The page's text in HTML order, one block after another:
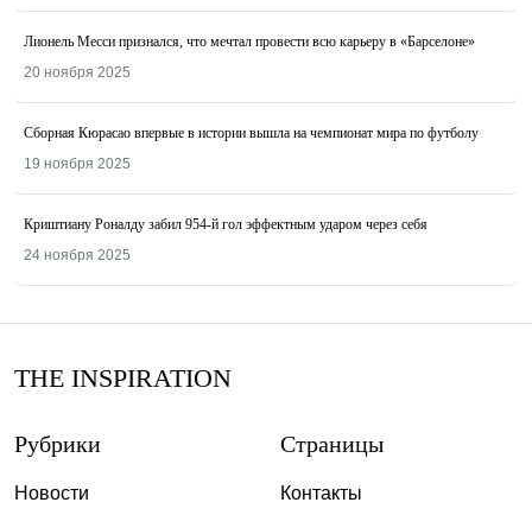
Лионель Месси признался, что мечтал провести всю карьеру в «Барселоне»
20 ноября 2025
Сборная Кюрасао впервые в истории вышла на чемпионат мира по футболу
19 ноября 2025
Криштиану Роналду забил 954-й гол эффектным ударом через себя
24 ноября 2025
THE INSPIRATION
Рубрики
Новости
Страницы
Контакты